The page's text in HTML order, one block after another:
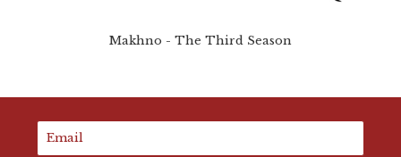
Makhno - The Third Season